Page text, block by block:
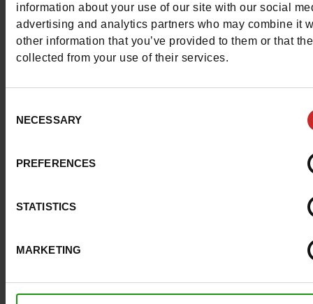
information about your use of our site with our social
advertising and analytics partners who may combine it
other information that you’ve provided to them or that
collected from your use of their services.
Selection
NECESSARY
PREFERENCES
STATISTICS
MARKETING
bambins, des chaussures classiques ou encore des
pour vos enfants, découvrez ici toute la collection de
marque intergénérationnelle et décontractée.
Cette marque, présente depuis des années dans nos
propose tout type de chaussures (basket, sandales,
classiques, boots, etc.) pour accompagner vos enfants